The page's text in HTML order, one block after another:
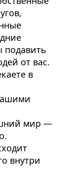
подавить
от вас.
в
мир —
внутри